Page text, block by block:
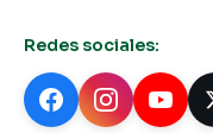
Redes sociales: